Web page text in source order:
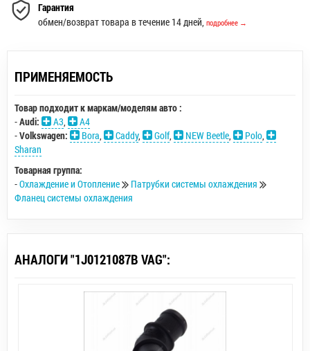
Гарантия
обмен/возврат товара в течение 14 дней, подробнее →
ПРИМЕНЯЕМОСТЬ
Товар подходит к маркам/моделям авто :
-Audi: A3,
A4
-Volkswagen: Bora, Caddy, Golf, NEW Beetle, Polo,
Sharan
Товарная группа:
-Охлаждение и Отопление
Патрубки системы охлаждения
Фланец системы охлаждения
АНАЛОГИ "1J0121087B VAG":